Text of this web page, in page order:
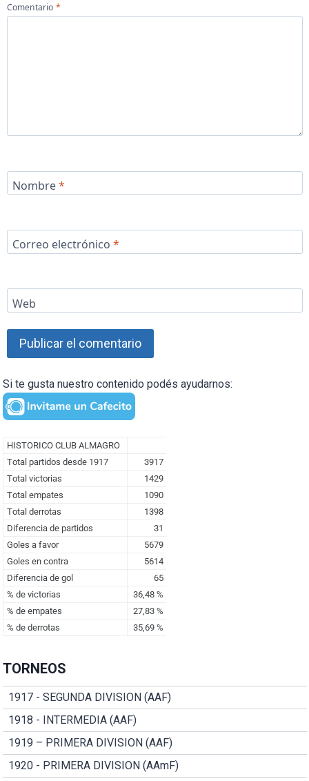
Comentario *
Nombre*
Correo electrónico *
Web
Si te gusta nuestro contenido podés ayudarnos:
TORNEOS
1917 - SEGUNDA DIVISION (AAF)
1918 - INTERMEDIA (AAF)
1919 – PRIMERA DIVISION (AAF)
1920 - PRIMERA DIVISION (AAmF)